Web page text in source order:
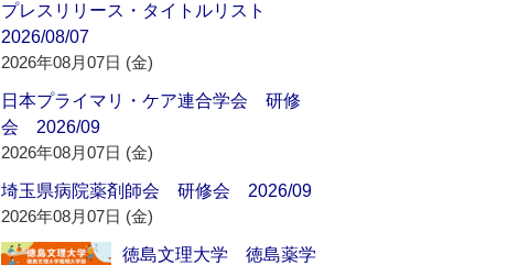
プレスリリース・タイトルリスト
2026/08/07
2026年08月07日 (金)
日本プライマリ・ケア連合学会 研修
会 2026/09
2026年08月07日 (金)
埼玉県病院薬剤師会 研修会 2026/09
2026年08月07日 (金)
徳島文理大学 徳島薬学